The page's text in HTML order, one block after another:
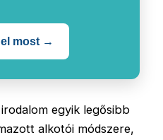
most →
egyik legősibb
alkotói módszere,